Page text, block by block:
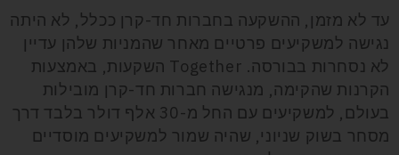
עד לא מזמן, ההשקעה בחברות חד-קרן ככלל, לא היתה
נגישה למשקיעים פרטיים מאחר שהמניות שלהן עדיין
לא נסחרות בבורסה. Together השקעות, באמצעות
הקרנות שהקימה, מנגישה חברות חד-קרן מובילות
בעולם, למשקיעים עם החל מ-30 אלף דולר בלבד דרך
מסחר בשוק שניוני, שהיה שמור למשקיעים מוסדיים